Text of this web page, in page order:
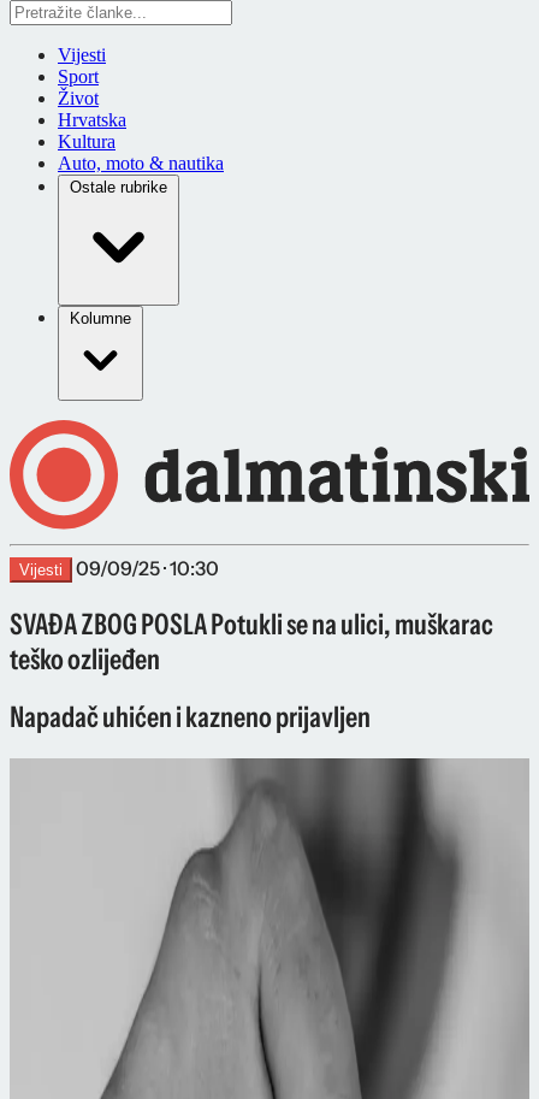
Vijesti
Sport
Život
Hrvatska
Kultura
Auto, moto & nautika
Ostale rubrike
Kolumne
Vijesti 09/09/25 · 10:30
SVAĐA ZBOG POSLA Potukli se na ulici, muškarac
teško ozlijeđen
Napadač uhićen i kazneno prijavljen